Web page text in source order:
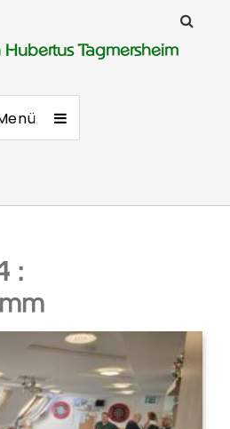
Tagmersheim
: